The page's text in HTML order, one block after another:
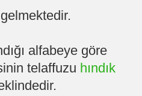
alfabeye göre
telaffuzu hındık